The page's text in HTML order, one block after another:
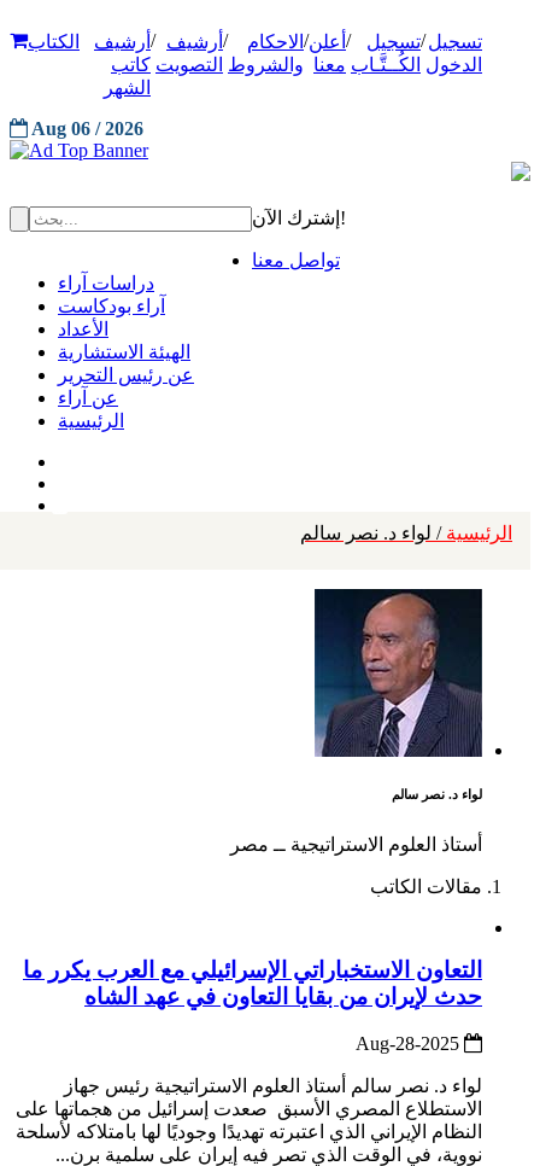
تسجيل
الدخول
/تسجيل
الكُــتَّـاب
/ أعلن
معنا
/ الاحكام
والشروط
/ أرشيف
التصويت
/ أرشيف
كاتب
الشهر
الكتاب
Aug 06 / 2026
إشترك الآن!
تواصل معنا
دراسات آراء
آراء بودكاست
الأعداد
الهيئة الاستشارية
عن رئيس التحرير
عن آراء
الرئيسية
الرئيسية / لواء د. نصر سالم
لواء د. نصر سالم
أستاذ العلوم الاستراتيجية ــ مصر
مقالات الكاتب
التعاون الاستخباراتي الإسرائيلي مع العرب يكرر ما
حدث لإيران من بقايا التعاون في عهد الشاه
لواء د. نصر سالم أستاذ العلوم الاستراتيجية رئيس جهاز
الاستطلاع المصري الأسبق صعدت إسرائيل من هجماتها على
النظام الإيراني الذي اعتبرته تهديدًا وجوديًا لها بامتلاكه لأسلحة
نووية، في الوقت الذي تصر فيه إيران على سلمية برن...